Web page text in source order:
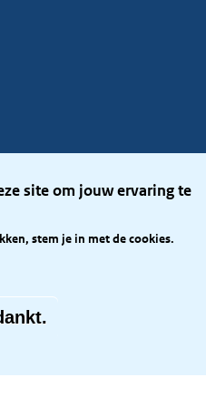
site om jouw ervaring te
stem je in met de cookies.